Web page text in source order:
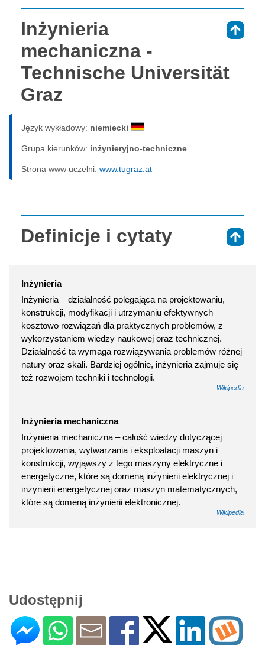
Inżynieria
mechaniczna -
Technische Universität
Graz
Język wykładowy: niemiecki
Grupa kierunków: inżynieryjno-techniczne
Strona www uczelni: www.tugraz.at
Definicje i cytaty
Inżynieria
Inżynieria – działalność polegająca na projektowaniu,
konstrukcji, modyfikacji i utrzymaniu efektywnych
kosztowo rozwiązań dla praktycznych problemów, z
wykorzystaniem wiedzy naukowej oraz technicznej.
Działalność ta wymaga rozwiązywania problemów różnej
natury oraz skali. Bardziej ogólnie, inżynieria zajmuje się
też rozwojem techniki i technologii.
Wikipedia
Inżynieria mechaniczna
Inżynieria mechaniczna – całość wiedzy dotyczącej
projektowania, wytwarzania i eksploatacji maszyn i
konstrukcji, wyjąwszy z tego maszyny elektryczne i
energetyczne, które są domeną inżynierii elektrycznej i
inżynierii energetycznej oraz maszyn matematycznych,
które są domeną inżynierii elektronicznej.
Wikipedia
Udostępnij